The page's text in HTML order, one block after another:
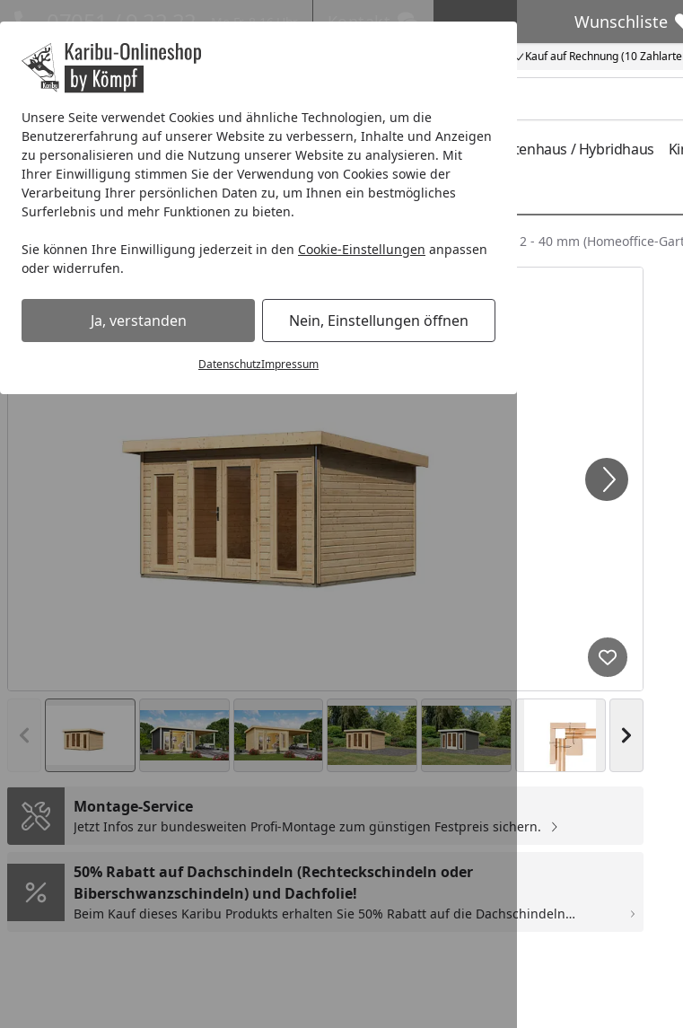
Unsere Seite verwendet Cookies und ähnliche Technologien, um die
Benutzererfahrung auf unserer Website zu verbessern, Inhalte und Anzeigen
zu personalisieren und die Nutzung unserer Website zu analysieren. Mit
Ihrer Einwilligung stimmen Sie der Verwendung von Cookies sowie der
Verarbeitung Ihrer persönlichen Daten zu, um Ihnen ein bestmögliches
Surferlebnis und mehr Funktionen zu bieten.
Sie können Ihre Einwilligung jederzeit in den Cookie-Einstellungen anpassen
oder widerrufen.
Ja, verstanden Nein, Einstellungen öffnen
DatenschutzImpressum
Eigene Montage-Teams Kauf auf Rechnung (10
07051 / 9 22 22 Mo-Fr. 8-16 Uhr Kontakt Wunschliste
Wunschliste
Systemhaus Blockbohlenhaus Gartenhäuser Expresslieferung Metallgartenhaus / Hybridhaus
Wellness % Sale %
Startseite
Systemhaus Systemhaus 38-40 mm Karibu Premium Gartenhaus Radeburg 2 - 40 mm (Homeoffice-
Vorheriges Bild anzeigen
Produkt
Montage-Service
Jetzt Infos zur bundesweiten Profi-Montage zum günstigen Festpreis sichern.
50% Rabatt auf Dachschindeln (Rechteckschindeln oder
Biberschwanzschindeln) und Dachfolie!
Beim Kauf dieses Karibu Produkts erhalten Sie 50% Rabatt auf die Dachschindeln